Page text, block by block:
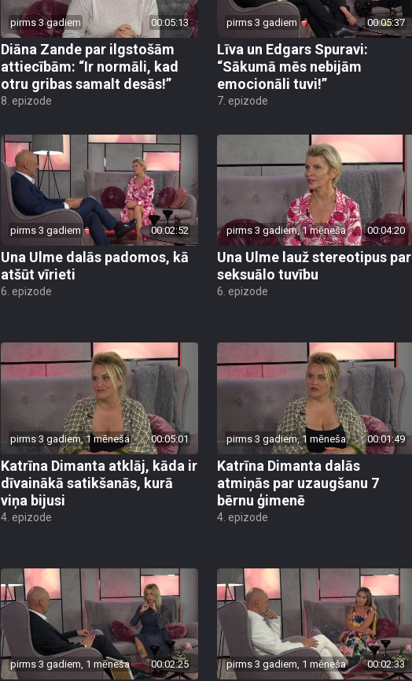
pirms 3 gadiem 00:05:13
Diāna Zande par ilgstošām
attiecībām: “Ir normāli, kad
otru gribas samalt desās!”
8. epizode
pirms 3 gadiem 00:05:37
Līva un Edgars Spuravi:
“Sākumā mēs nebijām
emocionāli tuvi!”
7. epizode
pirms 3 gadiem 00:02:52
Una Ulme dalās padomos, kā
atšūt vīrieti
6. epizode
pirms 3 gadiem, 1 mēneša 00:04:20
Una Ulme lauž stereotipus par
seksuālo tuvību
6. epizode
pirms 3 gadiem, 1 mēneša 00:05:01
Katrīna Dimanta atklāj, kāda ir
dīvainākā satikšanās, kurā
viņa bijusi
4. epizode
pirms 3 gadiem, 1 mēneša 00:01:49
Katrīna Dimanta dalās
atmiņās par uzaugšanu 7
bērnu ģimenē
4. epizode
pirms 3 gadiem, 1 mēneša 00:02:25 pirms 3 gadiem, 1 mēneša 00:02:33